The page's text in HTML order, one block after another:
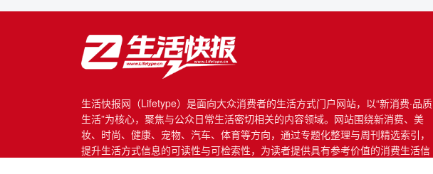
生活快报网（Lifetype）是面向大众消费者的生活方式门户网站，以“新消费·品质
生活”为核心，聚焦与公众日常生活密切相关的内容领域。网站围绕新消费、美
妆、时尚、健康、宠物、汽车、体育等方向，通过专题化整理与周刊精选索引，
提升生活方式信息的可读性与可检索性，为读者提供具有参考价值的消费生活信